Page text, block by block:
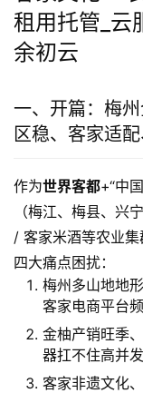
租用托管_云
余初云
一、开篇：梅
区稳、客家适
作为世界客都+“中
（梅江、梅县、兴
/ 客家米酒等农业
四大痛点困扰：
梅州多山地地
客家电商平台频
金柚产销旺季
器扛不住高并
客家非遗文化